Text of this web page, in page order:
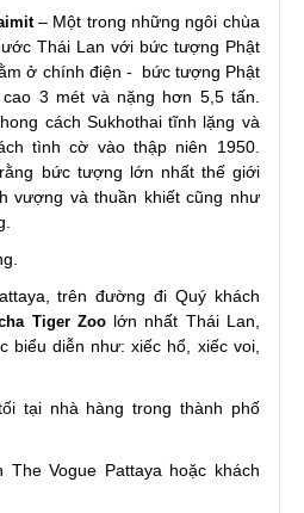
– Một trong những ngôi chùa
Thái Lan với bức tượng Phật
ở chính điện - bức tượng Phật
3 mét và nặng hơn 5,5 tấn.
cách Sukhothai tĩnh lặng và
tình cờ vào thập niên 1950.
bức tượng lớn nhất thế giới
vượng và thuần khiết cũng như
trên đường đi Quý khách
Tiger Zoolớn nhất Thái Lan,
biểu diễn như: xiếc hổ, xiếc voi,
tại nhà hàng trong thành phố
The Vogue Pattaya hoặc khách